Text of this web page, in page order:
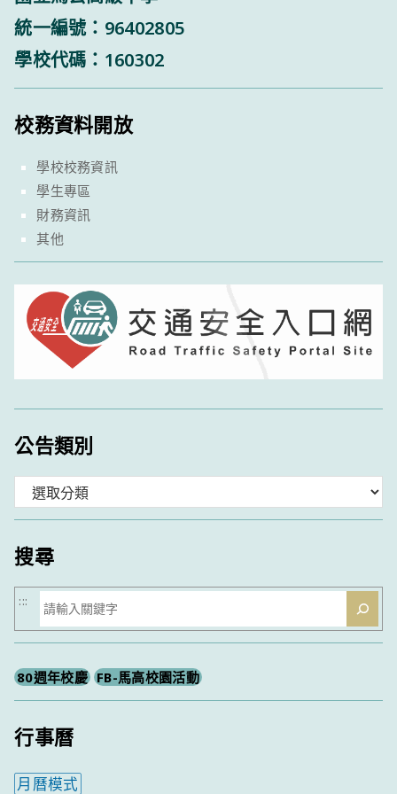
統一編號：96402805
學校代碼：160302
校務資料開放
學校校務資訊
學生專區
財務資訊
其他
公告類別
類
搜尋
搜
尋
:::
80週年校慶 FB-馬高校園活動
行事曆
月曆模式